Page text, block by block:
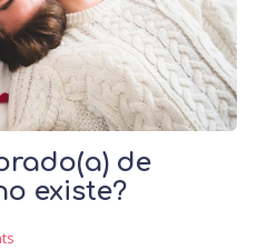
de
existe?